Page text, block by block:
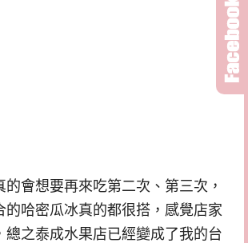
的會想要再來吃第二次、第三次，
的哈密瓜冰真的都很搭，感覺店家
總之泰成水果店已經變成了我的台